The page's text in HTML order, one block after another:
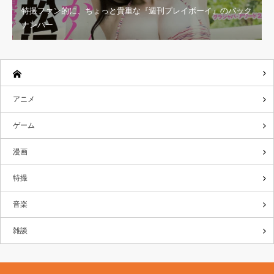
特撮ファン的に、ちょっと貴重な『週刊プレイボーイ』のバック
ナンバー
アニメ
ゲーム
漫画
特撮
音楽
雑談